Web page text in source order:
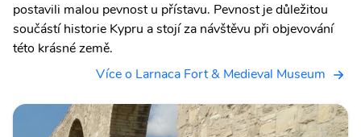
postavili malou pevnost u přístavu. Pevnost je důležitou
součástí historie Kypru a stojí za návštěvu při objevování
této krásné země.
Více o Larnaca Fort & Medieval Museum